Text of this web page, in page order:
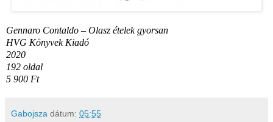
Gennaro Contaldo – Olasz ételek gyorsan
HVG Könyvek Kiadó
2020
192 oldal
5 900 Ft
Gabojsza dátum: 05:55